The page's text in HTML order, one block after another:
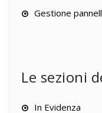
Gestione
Le sezioni
In Evidenza